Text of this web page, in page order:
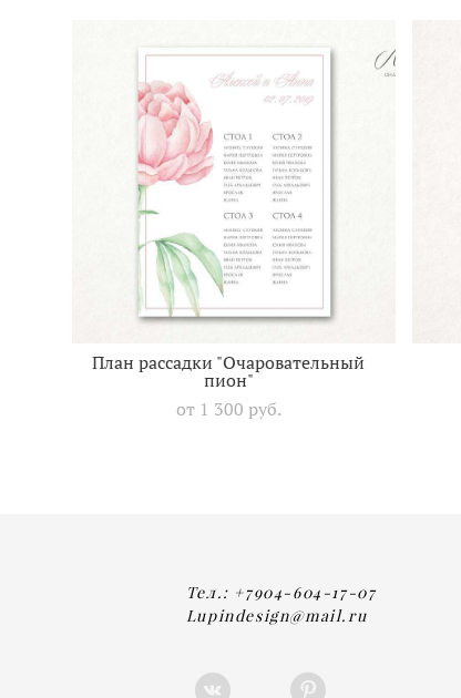
План рассадки "Очаровательный
пион"
от 1 300 pуб.
Тел.: +7904-604-17-07
Lupindesign@mail.ru